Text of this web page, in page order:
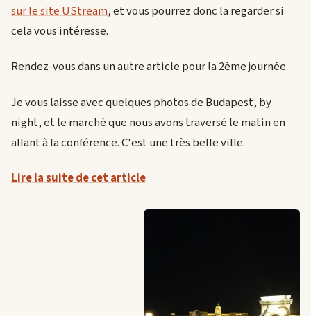
sur le site UStream, et vous pourrez donc la regarder si
cela vous intéresse.
Rendez-vous dans un autre article pour la 2ème journée.
Je vous laisse avec quelques photos de Budapest, by
night, et le marché que nous avons traversé le matin en
allant à la conférence. C'est une très belle ville.
Lire la suite de cet article